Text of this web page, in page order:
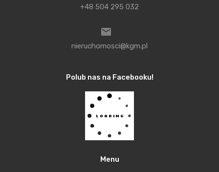
Średnia cena za mkw. wynosi ok. 15 000 zł. Projekt
architektoniczny przygotowuje renomowana
www.echo.com.pl
+48 504 295 032
nieruchomosci@kgm.pl
Polub nas na Facebooku!
Menu